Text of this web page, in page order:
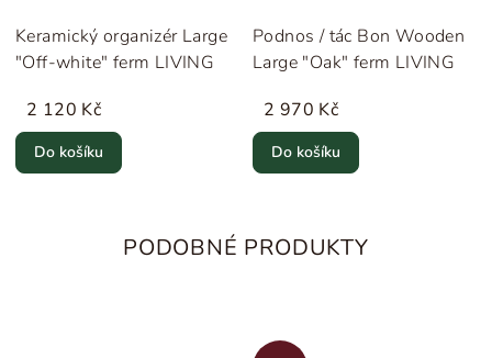
Keramický organizér Large
"Off-white" ferm LIVING
2 120 Kč
Do košíku
Podnos / tác Bon Wooden
Large "Oak" ferm LIVING
2 970 Kč
Do košíku
PODOBNÉ PRODUKTY